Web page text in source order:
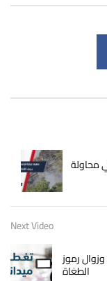
محاولة
Next Video
رموز
الطغاة